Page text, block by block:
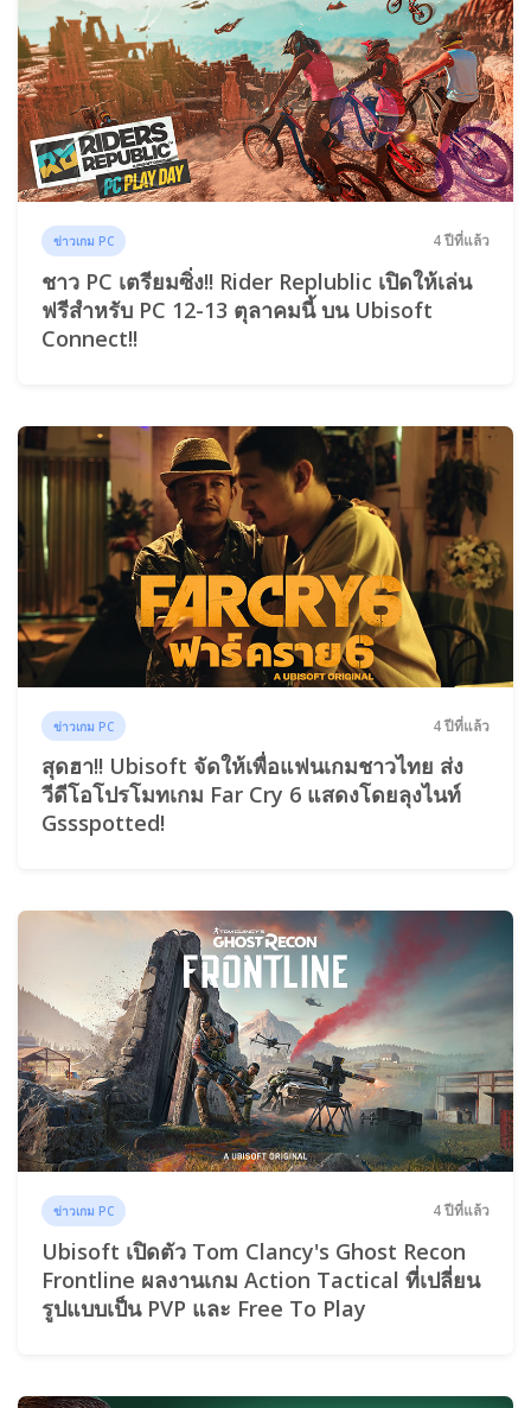
ข่าวเกม PC 4 ปีที่แล้ว
ชาว PC เตรียมซิ่ง!! Rider Replublic เปิดให้เล่น
ฟรีสำหรับ PC 12-13 ตุลาคมนี้ บน Ubisoft
Connect!!
ข่าวเกม PC 4 ปีที่แล้ว
สุดฮา!! Ubisoft จัดให้เพื่อแฟนเกมชาวไทย ส่ง
วีดีโอโปรโมทเกม Far Cry 6 แสดงโดยลุงไนท์
Gssspotted!
ข่าวเกม PC 4 ปีที่แล้ว
Ubisoft เปิดตัว Tom Clancy's Ghost Recon
Frontline ผลงานเกม Action Tactical ที่เปลี่ยน
รูปแบบเป็น PVP และ Free To Play